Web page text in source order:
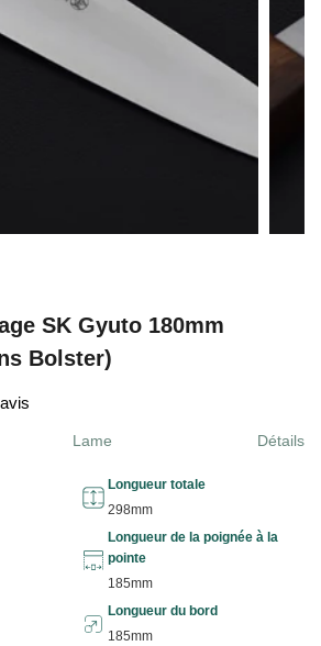
SK Gyuto 180mm
Bolster)
Lame Détails
Longueur totale
298mm
Longueur de la poignée à la
pointe
185mm
Longueur du bord
185mm